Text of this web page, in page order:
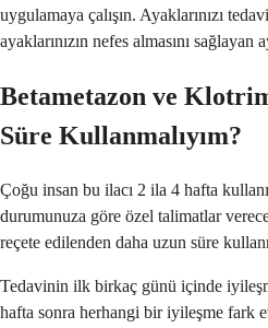
uygulamaya çalışın. Ayaklarınızı
ayaklarınızın nefes almasını sağlayan
Betametazon ve
Süre Kullanmalıyım?
Çoğu insan bu ilacı 2 ila 4 hafta
durumunuza göre özel talimatlar
reçete edilenden daha uzun süre
Tedavinin ilk birkaç günü içinde
hafta sonra herhangi bir iyileşme fark